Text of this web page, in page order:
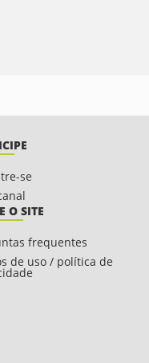
se
O SITE
frequentes
de uso / política de